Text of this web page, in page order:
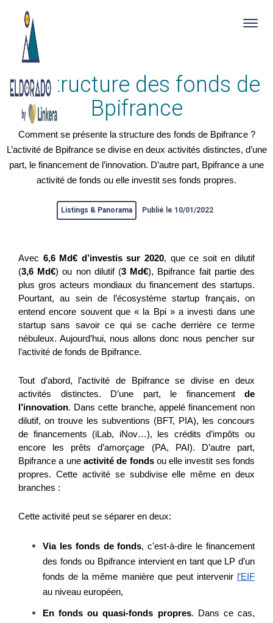
main
content
La structure des fonds de
Bpifrance
Comment se présente la structure des fonds de Bpifrance ?
L’activité de Bpifrance se divise en deux activités distinctes, d’une
part, le financement de l’innovation. D’autre part, Bpifrance a une
activité de fonds ou elle investit ses fonds propres.
Listings & Panorama Publié le 10/01/2022
Avec 6,6 Md€ d’investis sur 2020, que ce soit en dilutif
(3,6 Md€) ou non dilutif (3 Md€), Bpifrance fait partie des
plus gros acteurs mondiaux du financement des startups.
Pourtant, au sein de l’écosystème startup français, on
entend encore souvent que « la Bpi » a investi dans une
startup sans savoir ce qui se cache derrière ce terme
nébuleux. Aujourd’hui, nous allons donc nous pencher sur
l’activité de fonds de Bpifrance.
Tout d’abord, l’activité de Bpifrance se divise en deux
activités distinctes. D’une part, le financementde
l’innovation. Dans cette branche, appelé financement non
dilutif, on trouve les subventions (BFT, PIA), les concours
de financements (iLab, iNov…), les crédits d’impôts ou
encore les prêts d’amorçage (PA, PAI). D’autre part,
Bpifrance a une activité de fondsou elle investit ses fonds
propres. Cette activité se subdivise elle même en deux
branches :
Cette activité peut se séparer en deux:
Via les fonds de fonds, c'est-à-dire le financement
des fonds ou Bpifrance intervient en tant que LP d’un
fonds de la même manière que peut intervenir
l’EIF
au niveau européen,
En fonds ou quasi-fonds propres. Dans ce cas,